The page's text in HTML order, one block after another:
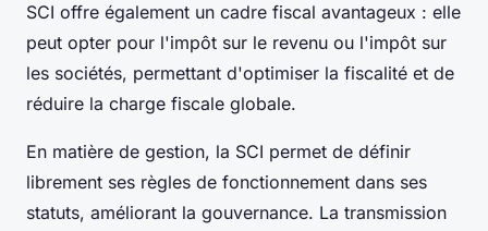
SCI offre également un cadre fiscal avantageux : elle
peut opter pour l'impôt sur le revenu ou l'impôt sur
les sociétés, permettant d'optimiser la fiscalité et de
réduire la charge fiscale globale.
En matière de gestion, la SCI permet de définir
librement ses règles de fonctionnement dans ses
statuts, améliorant la gouvernance. La transmission